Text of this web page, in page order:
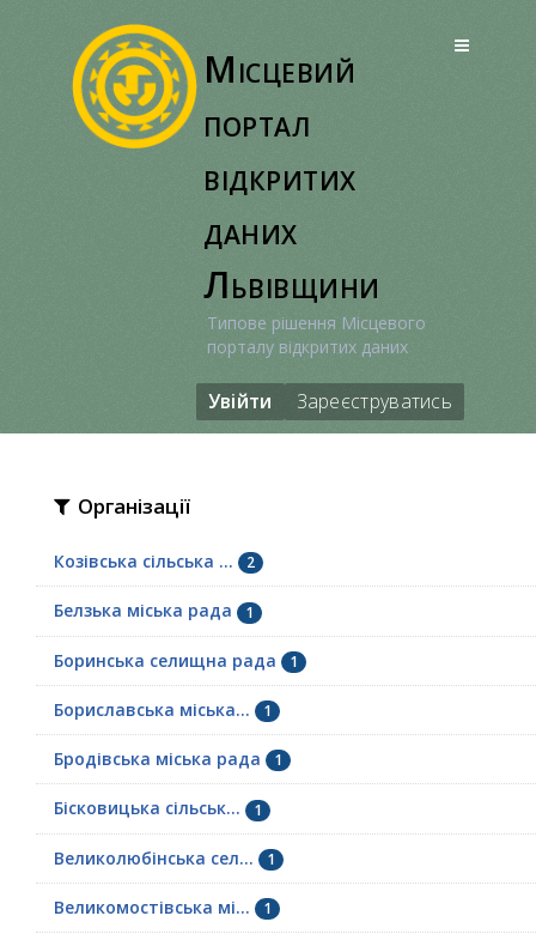
Місцевий
портал
відкритих
даних
Львівщини
Типове рішення Місцевого
порталу відкритих даних
Увійти Зареєструватись
Організації
Козівська сільська ... 2
Белзька міська рада 1
Боринська селищна рада 1
Бориславська міська... 1
Бродівська міська рада 1
Бісковицька сільськ... 1
Великолюбінська сел... 1
Великомостівська мі... 1